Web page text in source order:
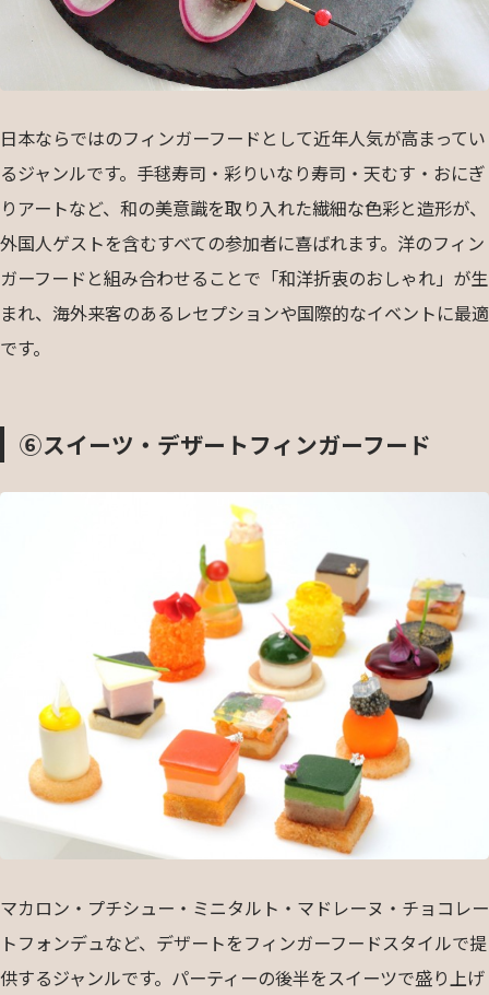
日本ならではのフィンガーフードとして近年人気が高まってい
るジャンルです。手毬寿司・彩りいなり寿司・天むす・おにぎ
りアートなど、和の美意識を取り入れた繊細な色彩と造形が、
外国人ゲストを含むすべての参加者に喜ばれます。洋のフィン
ガーフードと組み合わせることで「和洋折衷のおしゃれ」が生
まれ、海外来客のあるレセプションや国際的なイベントに最適
です。
⑥スイーツ・デザートフィンガーフード
マカロン・プチシュー・ミニタルト・マドレーヌ・チョコレー
トフォンデュなど、デザートをフィンガーフードスタイルで提
供するジャンルです。パーティーの後半をスイーツで盛り上げ